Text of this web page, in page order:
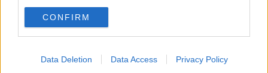
use your data for below specified purposes in below Google
consent section.
CONFIRM
Data Deletion Data Access Privacy Policy
che ti serve.
seggiolino auto Bébé Confort per creare